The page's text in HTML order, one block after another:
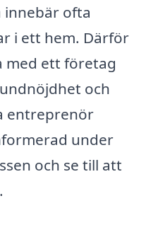
ofta
i ett hem. Därför
med ett företag
och
entreprenör
under
och se till att